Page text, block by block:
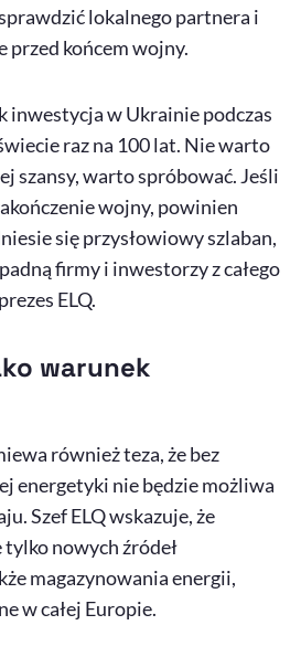
lokalnego partnera i
przed końcem wojny.
inwestycja w Ukrainie podczas
raz na 100 lat. Nie warto
szansy, warto spróbować. Jeśli
wojny, powinien
się przysłowiowy szlaban,
firmy i inwestorzy z całego
ELQ.
warunek
również teza, że bez
energetyki nie będzie możliwa
Szef ELQ wskazuje, że
nowych źródeł
magazynowania energii,
w całej Europie.